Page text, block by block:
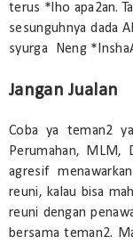
terus *lho apa2an.
sesunguhnya dada
syurga Neng
Jangan Jualan
Coba ya teman2
Perumahan, MLM,
agresif
reuni, kalau bisa
reuni dengan
bersama teman2.